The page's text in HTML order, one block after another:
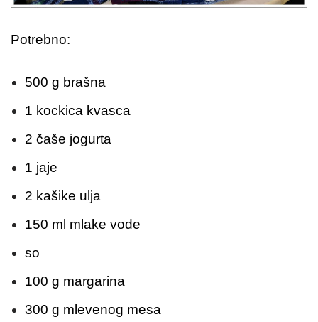
Potrebno:
500 g brašna
1 kockica kvasca
2 čaše jogurta
1 jaje
2 kašike ulja
150 ml mlake vode
so
100 g margarina
300 g mlevenog mesa